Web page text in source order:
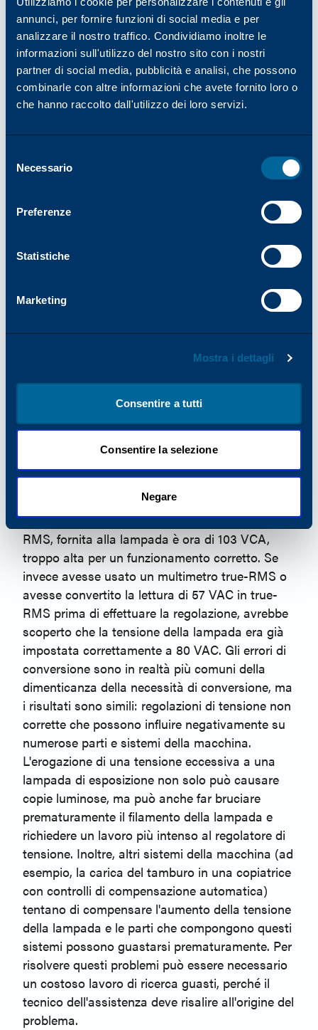
annunci, per fornire funzioni di social media e per
analizzare il nostro traffico. Condividiamo inoltre le
informazioni sull'utilizzo del nostro sito con i nostri
partner di social media, pubblicità e analisi, che possono
combinarle con altre informazioni che avete fornito loro o
che hanno raccolto dall'utilizzo dei loro servizi.
delNecessario
Preferenze
Statistiche
Marketing
Mostra i dettagli
Consentire a tutti
Consentire la selezione
Negare
una tabella di riferimento fornita dagli OEM. Tali
tabelle, tuttavia, sono fornite solo da alcuni
OEM e spesso sono difficili da usare in modo
efficace. Entrambe le opzioni richiedono tempi di
assistenza aggiuntivi e possono causare errori
che portano direttamente a regolazioni di
Conseguenze di regolazioni errate
progettate con molti sistemi elettrici
una regolazione errata della tensione CA fornita
a un componente spesso provoca un "effetto
prestazioni e sulla durata di altri componenti e
qualità delle copie.
dell'assistenza utilizzi un multimetro non a vero
valore efficace per controllare la tensione fornita
di 80 VCA. Riceve una lettura di 57 VCA, che
indica la tensione media. Se il tecnico
dell'assistenza utilizza erroneamente questa
media per effettuare una regolazione, aumenterà
la tensione erogata per reach 80 VCA (valore
nominale della lampada). Tuttavia, questa
regolazione della tensione non è basata su un
valore vero-RMS; la tensione effettiva, vero-
RMS, fornita alla lampada è ora di 103 VCA,
troppo alta per un funzionamento corretto. Se
invece avesse usato un multimetro true-RMS o
avesse convertito la lettura di 57 VAC in true-
RMS prima di effettuare la regolazione, avrebbe
scoperto che la tensione della lampada era già
impostata correttamente a 80 VAC. Gli errori di
conversione sono in realtà più comuni della
dimenticanza della necessità di conversione, ma
i risultati sono simili: regolazioni di tensione non
corrette che possono influire negativamente su
numerose parti e sistemi della macchina.
L'erogazione di una tensione eccessiva a una
lampada di esposizione non solo può causare
copie luminose, ma può anche far bruciare
prematuramente il filamento della lampada e
richiedere un lavoro più intenso al regolatore di
tensione. Inoltre, altri sistemi della macchina (ad
esempio, la carica del tamburo in una copiatrice
con controlli di compensazione automatica)
tentano di compensare l'aumento della tensione
della lampada e le parti che compongono questi
sistemi possono guastarsi prematuramente. Per
risolvere questi problemi può essere necessario
un costoso lavoro di ricerca guasti, perché il
tecnico dell'assistenza deve risalire all'origine del
problema.